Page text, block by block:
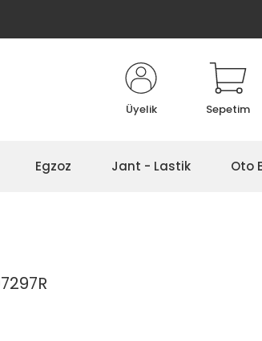
Üyelik Sepetim
Egzoz Jant - Lastik Oto